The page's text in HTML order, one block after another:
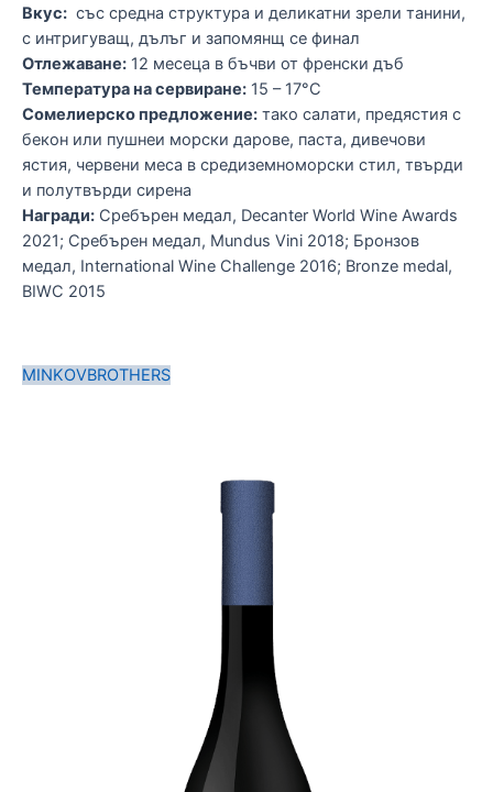
Вкус: със средна структура и деликатни зрели танини,
с интригуващ, дълъг и запомянщ се финал
Отлежаване: 12 месеца в бъчви от френски дъб
Температура на сервиране: 15 – 17°C
Сомелиерско предложение: тако салати, предястия с
бекон или пушнеи морски дарове, паста, дивечови
ястия, червени меса в средиземноморски стил, твърди
и полутвърди сирена
Награди: Сребърен медал, Decanter World Wine Awards
2021; Сребърен медал, Mundus Vini 2018; Бронзов
медал, International Wine Challenge 2016; Bronze medal,
BIWC 2015
MINKOVBROTHERS